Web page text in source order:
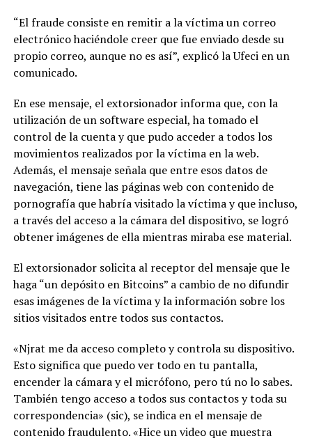
“El fraude consiste en remitir a la víctima un correo
electrónico haciéndole creer que fue enviado desde su
propio correo, aunque no es así”, explicó la Ufeci en un
comunicado.
En ese mensaje, el extorsionador informa que, con la
utilización de un software especial, ha tomado el
control de la cuenta y que pudo acceder a todos los
movimientos realizados por la víctima en la web.
Además, el mensaje señala que entre esos datos de
navegación, tiene las páginas web con contenido de
pornografía que habría visitado la víctima y que incluso,
a través del acceso a la cámara del dispositivo, se logró
obtener imágenes de ella mientras miraba ese material.
El extorsionador solicita al receptor del mensaje que le
haga “un depósito en Bitcoins” a cambio de no difundir
esas imágenes de la víctima y la información sobre los
sitios visitados entre todos sus contactos.
«Njrat me da acceso completo y controla su dispositivo.
Esto significa que puedo ver todo en tu pantalla,
encender la cámara y el micrófono, pero tú no lo sabes.
También tengo acceso a todos sus contactos y toda su
correspondencia» (sic), se indica en el mensaje de
contenido fraudulento. «Hice un video que muestra